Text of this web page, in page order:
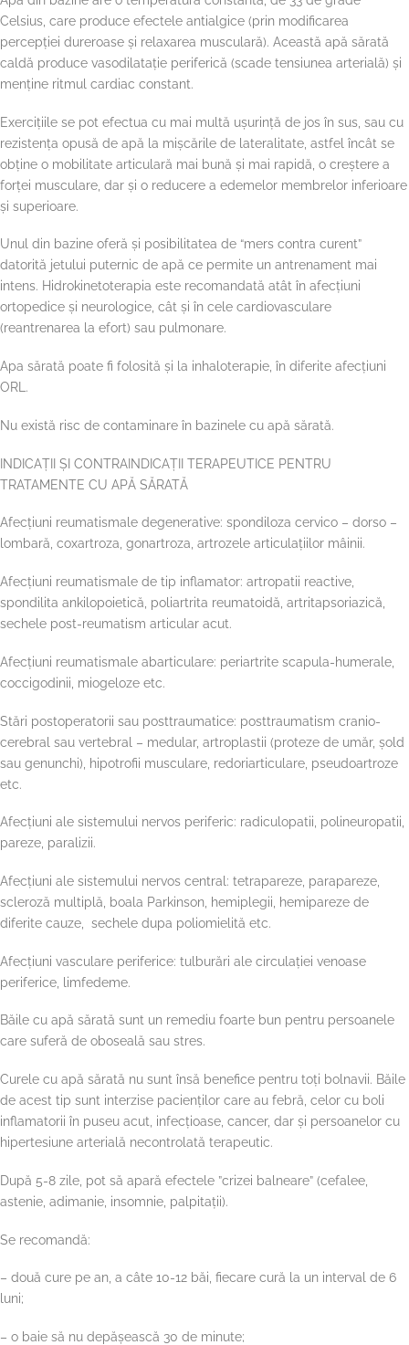
Celsius, care produce efectele antialgice (prin modificarea
percepției dureroase și relaxarea musculară). Această apă sărată
caldă produce vasodilatație periferică (scade tensiunea arterială) și
menține ritmul cardiac constant.
Exercițiile se pot efectua cu mai multă ușurință de jos în sus, sau cu
rezistența opusă de apă la mișcările de lateralitate, astfel încât se
obține o mobilitate articulară mai bună și mai rapidă, o creștere a
forței musculare, dar și o reducere a edemelor membrelor inferioare
și superioare.
Unul din bazine oferă și posibilitatea de “mers contra curent”
datorită jetului puternic de apă ce permite un antrenament mai
intens. Hidrokinetoterapia este recomandată atât în afecțiuni
ortopedice și neurologice, cât și în cele cardiovasculare
(reantrenarea la efort) sau pulmonare.
Apa sărată poate fi folosită și la inhaloterapie, în diferite afecțiuni
ORL.
Nu există risc de contaminare în bazinele cu apă sărată.
INDICAȚII ȘI CONTRAINDICAȚII TERAPEUTICE PENTRU
TRATAMENTE CU APĂ SĂRATĂ
Afecțiuni reumatismale degenerative: spondiloza cervico – dorso –
lombară, coxartroza, gonartroza, artrozele articulațiilor mâinii.
Afecțiuni reumatismale de tip inflamator: artropatii reactive,
spondilita ankilopoietică, poliartrita reumatoidă, artritapsoriazică,
sechele post-reumatism articular acut.
Afecțiuni reumatismale abarticulare: periartrite scapula-humerale,
coccigodinii, miogeloze etc.
Stări postoperatorii sau posttraumatice: posttraumatism cranio-
cerebral sau vertebral – medular, artroplastii (proteze de umăr, șold
sau genunchi), hipotrofii musculare, redoriarticulare, pseudoartroze
etc.
Afecțiuni ale sistemului nervos periferic: radiculopatii, polineuropatii,
pareze, paralizii.
Afecțiuni ale sistemului nervos central: tetrapareze, parapareze,
scleroză multiplă, boala Parkinson, hemiplegii, hemipareze de
diferite cauze, sechele dupa poliomielită etc.
Afecțiuni vasculare periferice: tulburări ale circulației venoase
periferice, limfedeme.
Băile cu apă sărată sunt un remediu foarte bun pentru persoanele
care suferă de oboseală sau stres.
Curele cu apă sărată nu sunt însă benefice pentru toți bolnavii. Băile
de acest tip sunt interzise pacienților care au febră, celor cu boli
inflamatorii în puseu acut, infecțioase, cancer, dar și persoanelor cu
hipertesiune arterială necontrolată terapeutic.
După 5-8 zile, pot să apară efectele ”crizei balneare” (cefalee,
astenie, adimanie, insomnie, palpitații).
Se recomandă:
– două cure pe an, a câte 10-12 băi, fiecare cură la un interval de 6
luni;
– o baie să nu depășească 30 de minute;